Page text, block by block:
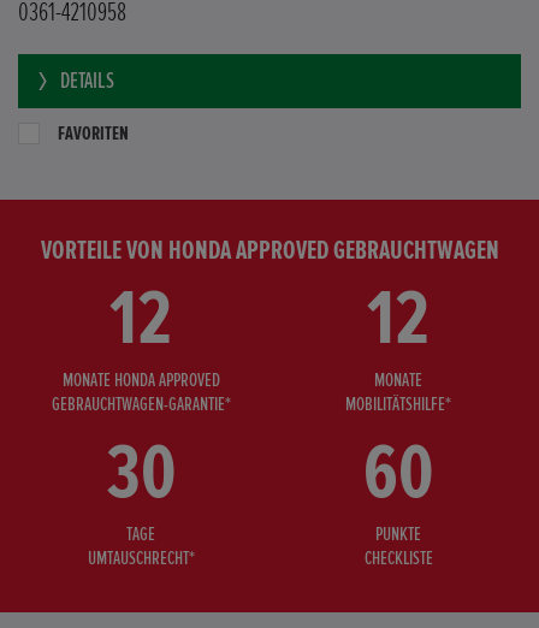
0361-4210958
DETAILS
FAVORITEN
VORTEILE VON HONDA APPROVED GEBRAUCHTWAGEN
12
MONATE HONDA APPROVED
GEBRAUCHTWAGEN-GARANTIE*
12
MONATE
MOBILITÄTSHILFE*
30
TAGE
UMTAUSCHRECHT*
60
PUNKTE
CHECKLISTE